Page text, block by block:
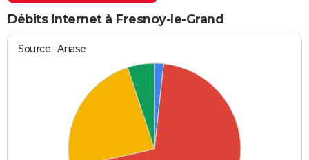
Débits Internet à Fresnoy-le-Grand
Source : Ariase